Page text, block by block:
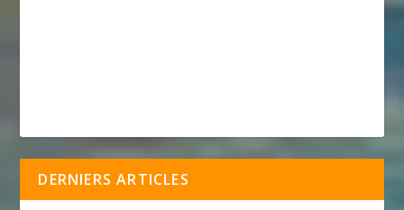
DERNIERS ARTICLES